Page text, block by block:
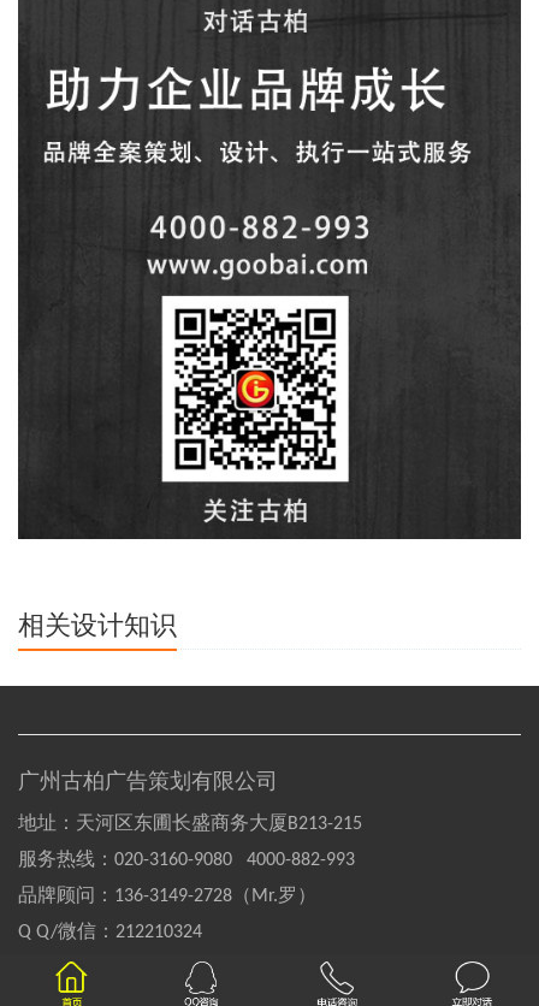
相关设计知识
广州古柏广告策划有限公司
地址：天河区东圃长盛商务大厦B213-215
服务热线： 020-3160-9080 4000-882-993
品牌顾问： 136-3149-2728（Mr.罗）
Q Q/微信： 212210324
Copyright©2004-2020 GOOBAI Inc.All rights reserved